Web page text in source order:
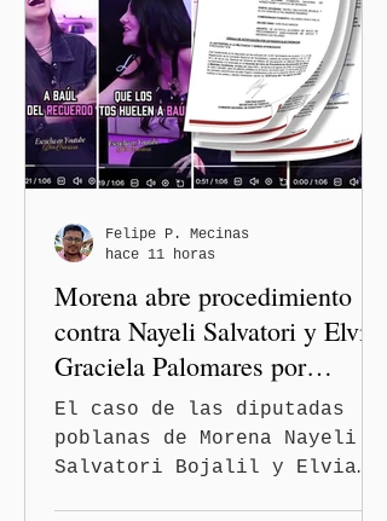
Avenida 105 Poniente, obra
que registra 44 por ciento
de avance y forma parte del
programa estatal para
recuperar vialidades
prioritarias, fortalecer la
condiciones de seguridad de
las familias poblanas, en e
Morena abre procedimiento
contra Nayeli Salvatori y Elvia
Graciela Palomares por
discriminación y burlas
El caso de las diputadas
poblanas de Morena Nayeli
Salvatori Bojalil y Elvia
Felipe P. Mecinas
hace 11 horas